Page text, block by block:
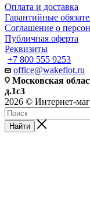
Оплата и доставка
Гарантийные
Соглашение о
Публичная оферта
Реквизиты
+7 800 555 9253
office@wakeflot.ru
Московская
д.1с3
2026 © Интернет-
Найти